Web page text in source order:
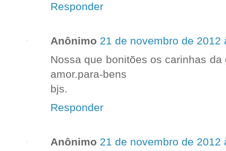
Responder
Anônimo 21 de novembro de 2012
Nossa que bonitões os carinhas
amor.para-bens
bjs.
Responder
Anônimo 21 de novembro de 2012